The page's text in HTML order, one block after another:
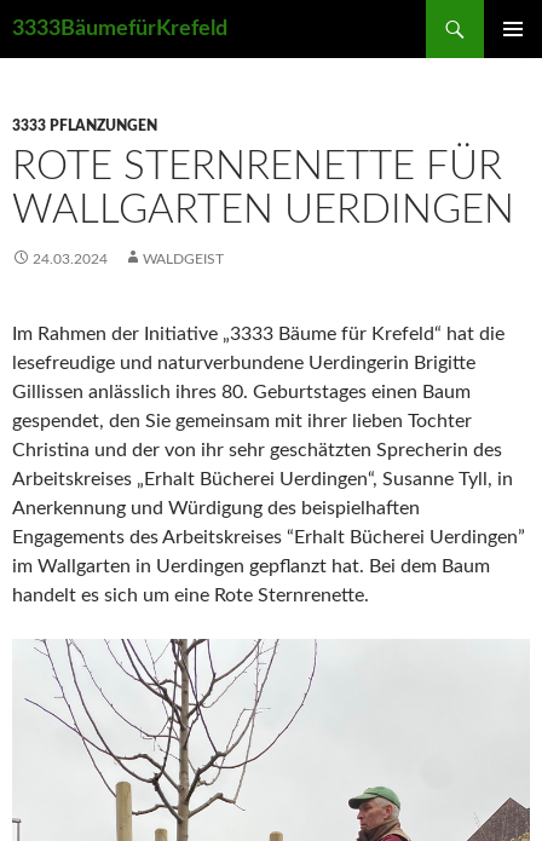
3333BäumefürKrefeld
3333 PFLANZUNGEN
ROTE STERNRENETTE FÜR
WALLGARTEN UERDINGEN
24.03.2024 WALDGEIST
Im Rahmen der Initiative „3333 Bäume für Krefeld“ hat die
lesefreudige und naturverbundene Uerdingerin Brigitte
Gillissen anlässlich ihres 80. Geburtstages einen Baum
gespendet, den Sie gemeinsam mit ihrer lieben Tochter
Christina und der von ihr sehr geschätzten Sprecherin des
Arbeitskreises „Erhalt Bücherei Uerdingen“, Susanne Tyll, in
Anerkennung und Würdigung des beispielhaften
Engagements des Arbeitskreises “Erhalt Bücherei Uerdingen”
im Wallgarten in Uerdingen gepflanzt hat. Bei dem Baum
handelt es sich um eine Rote Sternrenette.